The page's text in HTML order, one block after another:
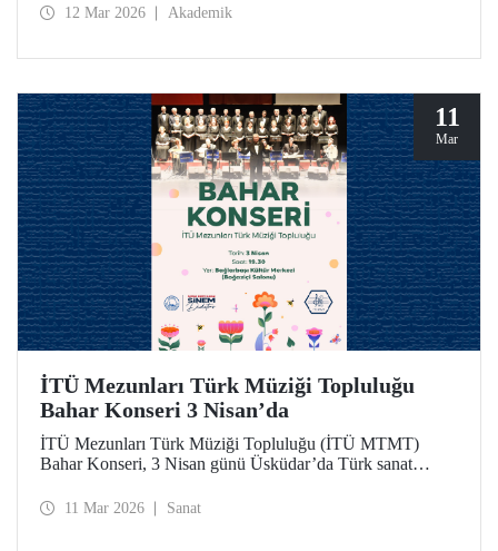
Öncü Olmak - Ortak Geleceğimiz İçin Birlikte Üretimi
12 Mar 2026 Akademik
11
Mar
İTÜ Mezunları Türk Müziği Topluluğu
Bahar Konseri 3 Nisan’da
İTÜ Mezunları Türk Müziği Topluluğu (İTÜ MTMT)
Bahar Konseri, 3 Nisan günü Üsküdar’da Türk sanat
akşam yaşatacak.
11 Mar 2026 Sanat